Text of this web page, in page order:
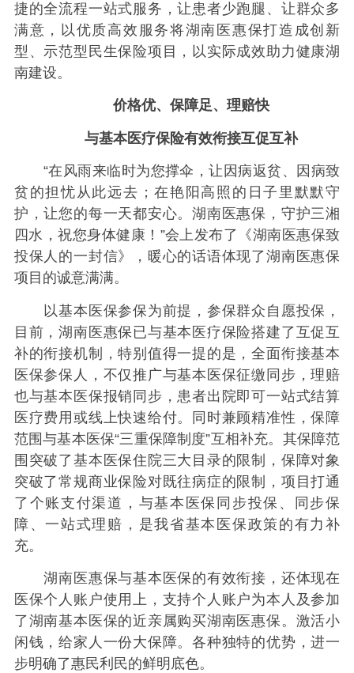
捷的全流程一站式服务，让患者少跑腿、让群众多
满意，以优质高效服务将湖南医惠保打造成创新
型、示范型民生保险项目，以实际成效助力健康湖
南建设。
价格优、保障足、理赔快
与基本医疗保险有效衔接互促互补
“在风雨来临时为您撑伞，让因病返贫、因病致
贫的担忧从此远去；在艳阳高照的日子里默默守
护，让您的每一天都安心。湖南医惠保，守护三湘
四水，祝您身体健康！”会上发布了《湖南医惠保致
投保人的一封信》，暖心的话语体现了湖南医惠保
项目的诚意满满。
以基本医保参保为前提，参保群众自愿投保，
目前，湖南医惠保已与基本医疗保险搭建了互促互
补的衔接机制，特别值得一提的是，全面衔接基本
医保参保人，不仅推广与基本医保征缴同步，理赔
也与基本医保报销同步，患者出院即可一站式结算
医疗费用或线上快速给付。同时兼顾精准性，保障
范围与基本医保“三重保障制度”互相补充。其保障范
围突破了基本医保住院三大目录的限制，保障对象
突破了常规商业保险对既往病症的限制，项目打通
了个账支付渠道，与基本医保同步投保、同步保
障、一站式理赔，是我省基本医保政策的有力补
充。
湖南医惠保与基本医保的有效衔接，还体现在
医保个人账户使用上，支持个人账户为本人及参加
了湖南基本医保的近亲属购买湖南医惠保。激活小
闲钱，给家人一份大保障。各种独特的优势，进一
步明确了惠民利民的鲜明底色。